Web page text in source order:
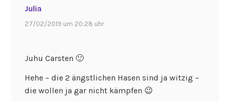
Julia
27/02/2019 um 20:28 uhr
Juhu Carsten 🙂
Hehe – die 2 ängstlichen Hasen sind ja witzig –
die wollen ja gar nicht kämpfen 😉